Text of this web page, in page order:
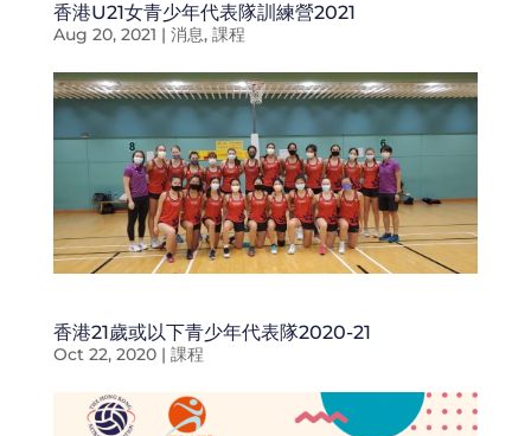
香港U21女青少年代表隊訓練營2021
Aug 20, 2021 | 消息, 課程
香港21歲或以下青少年代表隊2020-21
Oct 22, 2020| 課程